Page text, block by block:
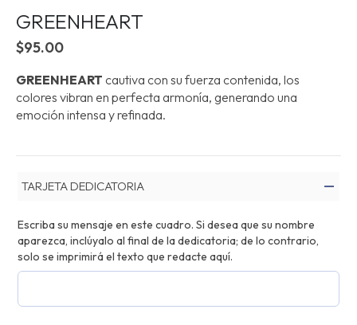
GREENHEART
$95.00
GREENHEART cautiva con su fuerza contenida, los
colores vibran en perfecta armonía, generando una
emoción intensa y refinada.
TARJETA DEDICATORIA
Escriba su mensaje en este cuadro. Si desea que su nombre
aparezca, inclúyalo al final de la dedicatoria; de lo contrario,
solo se imprimirá el texto que redacte aquí.